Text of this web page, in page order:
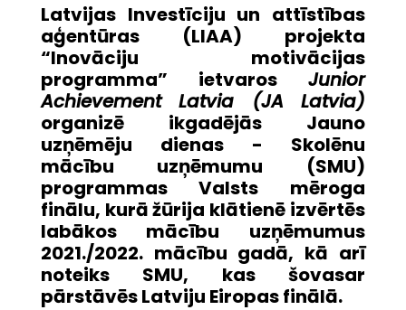
Latvijas Investīciju un attīstības
aģentūras (LIAA) projekta
“Inovāciju motivācijas
programma” ietvarosJunior
Achievement Latvia (JA Latvia)
organizē ikgadējās Jauno
uzņēmēju dienas - Skolēnu
mācību uzņēmumu (SMU)
programmas Valsts mēroga
finālu, kurā žūrija klātienē izvērtēs
labākos mācību uzņēmumus
2021./2022. mācību gadā, kā arī
noteiks SMU, kas šovasar
pārstāvēs Latviju Eiropas finālā.